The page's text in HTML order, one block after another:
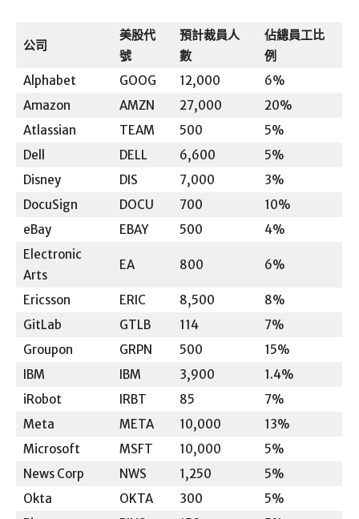
公司
美股代
號
預計裁員人
數
佔總員工比
例
Alphabet
GOOG 12,000
6%
Amazon
AMZN 27,000
20%
Atlassian
TEAM 500
5%
Dell
DELL 6,600
5%
Disney
DIS 7,000
3%
DocuSign
DOCU 700
10%
eBay
EBAY 500
4%
Electronic
Arts
EA 800 6%
Ericsson ERIC 8,500
8%
GitLab
GTLB 114
7%
Groupon
GRPN 500
15%
IBM
IBM 3,900
1.4%
iRobot
IRBT 85
7%
Meta
META 10,000
13%
Microsoft
MSFT 10,000
5%
News Corp
NWS 1,250
5%
Okta
OKTA 300
5%